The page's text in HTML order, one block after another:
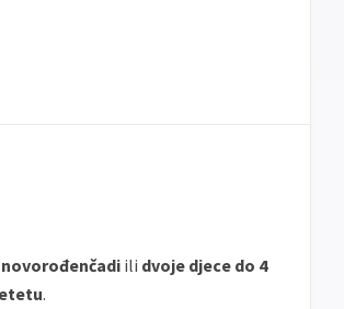
ili dvoje djece do 4
.